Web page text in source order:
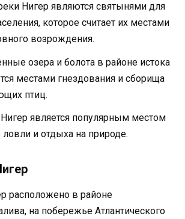
Нигер являются святынями для
которое считает их местами
возрождения.
озера и болота в районе истока
местами гнездования и сборища
птиц.
является популярным местом
и отдыха на природе.
расположено в районе
на побережье Атлантического